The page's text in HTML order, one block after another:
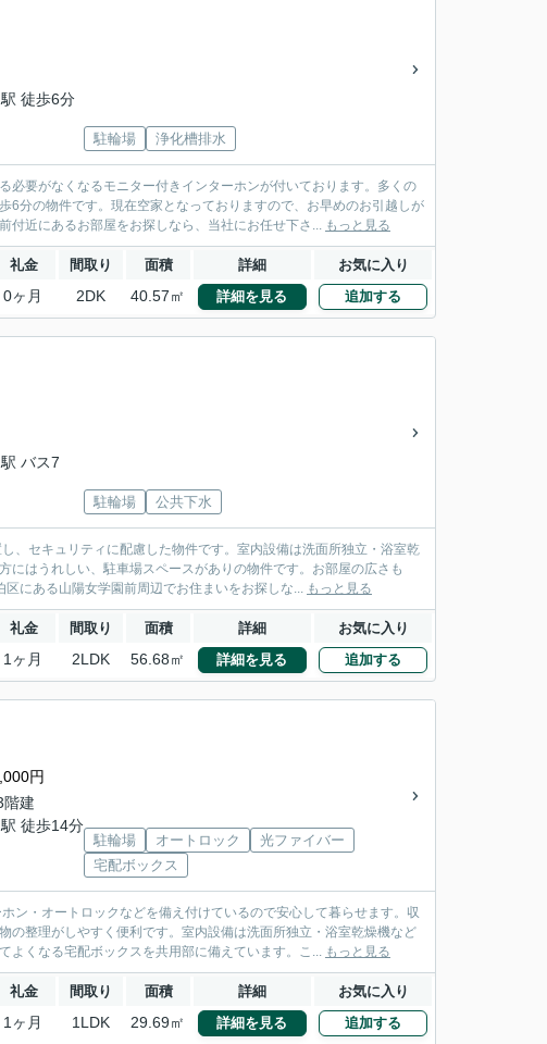
駅 徒歩6分
駐輪場 浄化槽排水
必要がなくなるモニター付きインターホンが付いております。多くの
分の物件です。現在空家となっておりますので、お早めのお引越しが
付近にあるお部屋をお探しなら、当社にお任せ下さ... もっと見る
礼金 間取り 面積 詳細 お気に入り
0ヶ月 2DK 40.57㎡ 詳細を見る 追加する
駅 バス7
駐輪場 公共下水
、セキュリティに配慮した物件です。室内設備は洗面所独立・浴室乾
はうれしい、駐車場スペースがありの物件です。お部屋の広さも
にある山陽女学園前周辺でお住まいをお探しな... もっと見る
礼金 間取り 面積 詳細 お気に入り
1ヶ月 2LDK 56.68㎡ 詳細を見る 追加する
円
建
駅 徒歩14分
駐輪場 オートロック
光ファイバー
宅配ボックス
ン・オートロックなどを備え付けているので安心して暮らせます。収
整理がしやすく便利です。室内設備は洗面所独立・浴室乾燥機など
よくなる宅配ボックスを共用部に備えています。こ... もっと見る
礼金 間取り 面積 詳細 お気に入り
1ヶ月 1LDK 29.69㎡ 詳細を見る 追加する